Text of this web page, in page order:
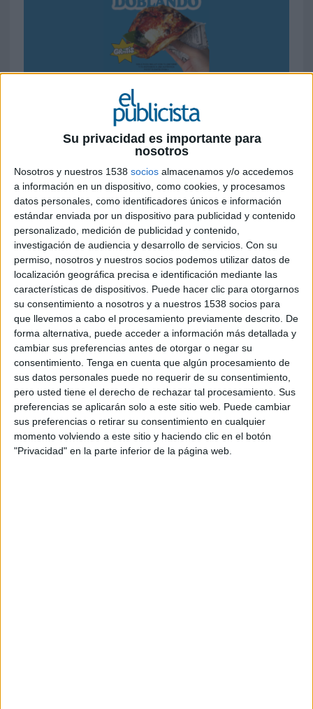
Su privacidad es importante para
nosotros
Nosotros y nuestros 1538 socios almacenamos y/o accedemos
a información en un dispositivo, como cookies, y procesamos
datos personales, como identificadores únicos e información
estándar enviada por un dispositivo para publicidad y contenido
personalizado, medición de publicidad y contenido,
investigación de audiencia y desarrollo de servicios. Con su
permiso, nosotros y nuestros socios podemos utilizar datos de
localización geográfica precisa e identificación mediante las
características de dispositivos. Puede hacer clic para otorgarnos
su consentimiento a nosotros y a nuestros 1538 socios para
que llevemos a cabo el procesamiento previamente descrito. De
forma alternativa, puede acceder a información más detallada y
cambiar sus preferencias antes de otorgar o negar su
consentimiento. Tenga en cuenta que algún procesamiento de
sus datos personales puede no requerir de su consentimiento,
pero usted tiene el derecho de rechazar tal procesamiento. Sus
preferencias se aplicarán solo a este sitio web. Puede cambiar
sus preferencias o retirar su consentimiento en cualquier
momento volviendo a este sitio y haciendo clic en el botón
"Privacidad" en la parte inferior de la página web.
La pizzería madrileña lanza una acción
dirigida a los trabajadores del sector retail,
especialidad, la pizza doblada, y una de las
tareas más habituales de estos profesionales
Pizza Wallet ha puesto en marcha una iniciativa
con la que invita a comer gratis a los trabajadores
de tiendas de ropa en su local de Chamberí. La
acción busca rendir homenaje a uno de los
colectivos más visibles del comercio urbano a
través de un guiño a su rutina diaria.
Especializada en pizza napolitana servida en
formato doblado, la pizzería ha encontrado un
punto de conexión entre su producto estrella y el
trabajo cotidiano de miles de dependientes, que
pasan buena parte de su jornada doblando
camisetas, pantalones, vestidos o camisas.
Durante la campaña, cualquier trabajador del